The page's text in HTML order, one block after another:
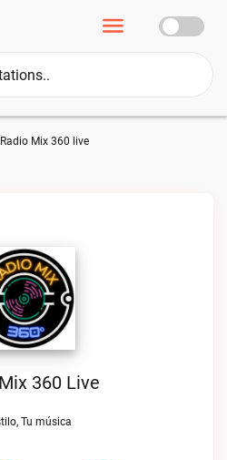
Radio Mix 360 live
360 Live
Tu música